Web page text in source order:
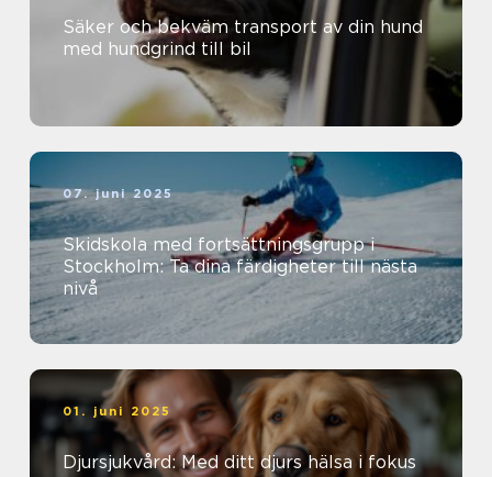
Säker och bekväm transport av din hund
med hundgrind till bil
07. juni 2025
Skidskola med fortsättningsgrupp i
Stockholm: Ta dina färdigheter till nästa
nivå
01. juni 2025
Djursjukvård: Med ditt djurs hälsa i fokus